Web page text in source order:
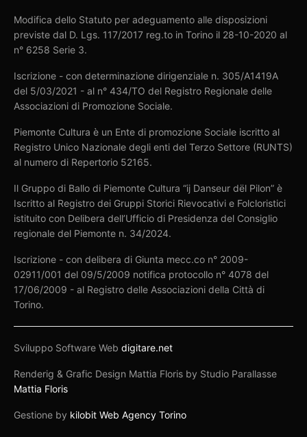
Modifica dello Statuto per adeguamento alle disposizioni
previste dal D. Lgs. 117/2017 reg.to in Torino il 28-10-2020 al
n° 6258 Serie 3.
Iscrizione - con determinazione dirigenziale n. 305/A1419A
del 5/03/2021 - al n° 434/TO del Registro Regionale delle
Associazioni di Promozione Sociale.
Piemonte Cultura è un Ente di promozione Sociale iscritto al
Registro Unico Nazionale degli enti del Terzo Settore (RUNTS)
al numero di Repertorio 52165.
Il Gruppo di Ballo di Piemonte Cultura “ij Danseur dël Pilon” è
Iscritto al Registro dei Gruppi Storici Rievocativi e Folcloristici
istituito con Delibera dell’Ufficio di Presidenza del Consiglio
regionale del Piemonte n. 34/2024.
Iscrizione - con delibera di Giunta mecc.co n° 2009-
02911/001 del 09/5/2009 notifica protocollo n° 4078 del
17/06/2009 - al Registro delle Associazioni della Città di
Torino.
Sviluppo Software Webdigitare.net
Renderig & Grafic Design Mattia Floris by Studio Parallasse
Mattia Floris
Gestione by kilobit Web Agency Torino